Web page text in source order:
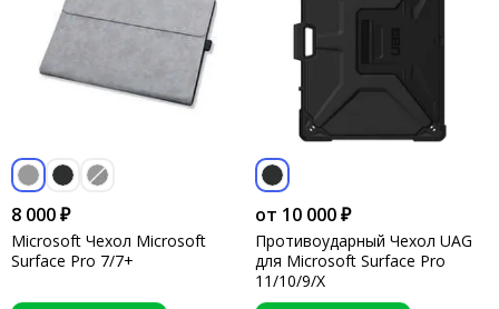
8 000 ₽
Microsoft Чехол Microsoft
Surface Pro 7/7+
от 10 000 ₽
Противоударный Чехол UAG
для Microsoft Surface Pro
11/10/9/X